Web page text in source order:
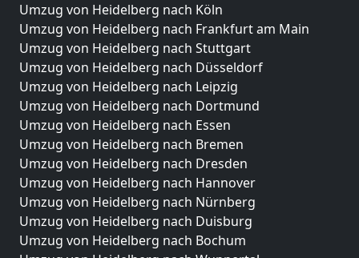
Umzug von Heidelberg nach Köln
Umzug von Heidelberg nach Frankfurt am Main
Umzug von Heidelberg nach Stuttgart
Umzug von Heidelberg nach Düsseldorf
Umzug von Heidelberg nach Leipzig
Umzug von Heidelberg nach Dortmund
Umzug von Heidelberg nach Essen
Umzug von Heidelberg nach Bremen
Umzug von Heidelberg nach Dresden
Umzug von Heidelberg nach Hannover
Umzug von Heidelberg nach Nürnberg
Umzug von Heidelberg nach Duisburg
Umzug von Heidelberg nach Bochum